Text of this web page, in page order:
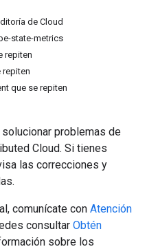
de Cloud
state-metrics
repiten
repiten
que se repiten
problemas de
Cloud. Si tienes
las correcciones y
comunícate con Atención
consultar Obtén
sobre los